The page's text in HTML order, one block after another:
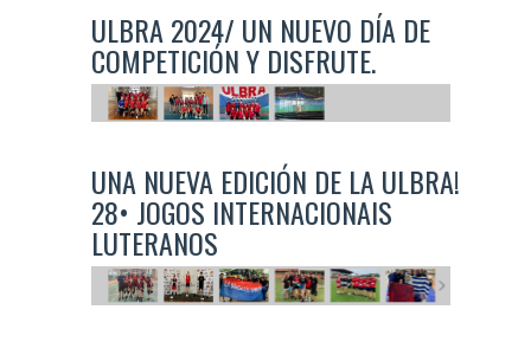
ULBRA 2024/ UN NUEVO DÍA DE
COMPETICIÓN Y DISFRUTE.
UNA NUEVA EDICIÓN DE LA ULBRA!
28• JOGOS INTERNACIONAIS
LUTERANOS